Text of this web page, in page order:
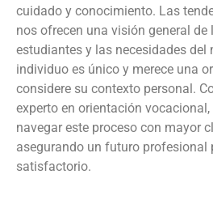
cuidado y conocimiento. Las
nos ofrecen una visión general
estudiantes y las necesidades del
individuo es único y merece una
considere su contexto personal.
experto en orientación
navegar este proceso con mayor
asegurando un futuro profesional
satisfactorio.